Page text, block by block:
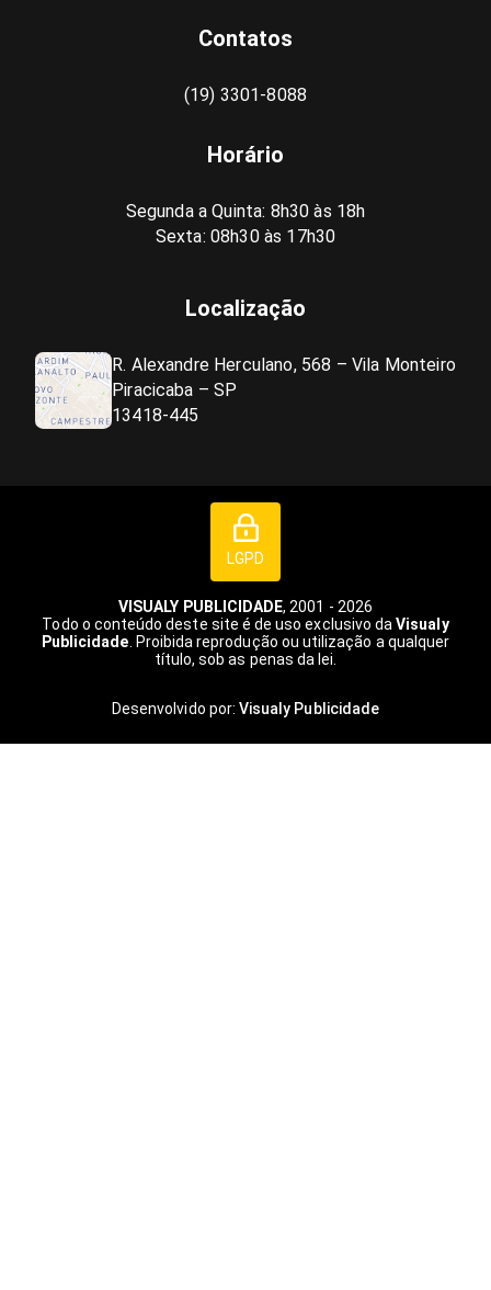
Contatos
(19) 3301-8088
Horário
Segunda a Quinta: 8h30 às 18h
Sexta: 08h30 às 17h30
Localização
R. Alexandre Herculano, 568 – Vila Monteiro
Piracicaba – SP
13418-445
LGPD
VISUALY PUBLICIDADE, 2001 - 2026
Todo o conteúdo deste site é de uso exclusivo daVisualy
Publicidade . Proibida reprodução ou utilização a qualquer
título, sob as penas da lei.
Desenvolvido por: Visualy Publicidade